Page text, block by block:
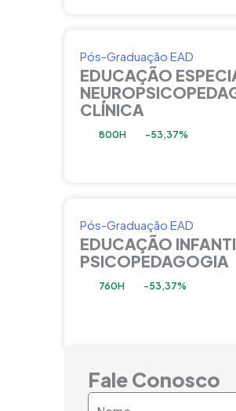
Pós-Graduação EAD
EDUCAÇÃO
CLÍNICA
800H -53,37%
Pós-Graduação EAD
EDUCAÇÃO
PSICOPEDAGOGIA
760H -53,37%
Fale Conosco